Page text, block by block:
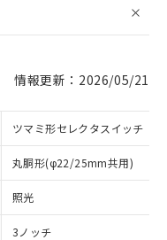
情報更新：2026/05/21
ツマミ形セレクタスイッチ
丸胴形(φ22/25mm共用)
照光
3ノッチ